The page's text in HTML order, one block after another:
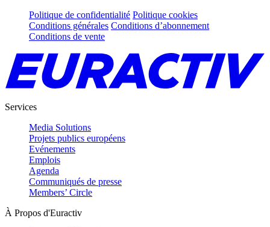
Politique de confidentialité Politique cookies
Conditions générales Conditions d’abonnement
Conditions de vente
Services
Media Solutions
Projets publics européens
Evénements
Emplois
Agenda
Communiqués de presse
Members’ Circle
À Propos d'Euractiv